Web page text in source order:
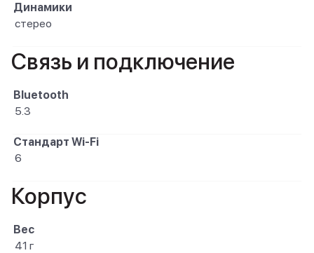
Динамики
стерео
Связь и подключение
Bluetooth
5.3
Стандарт Wi-Fi
6
Корпус
Вес
41 г